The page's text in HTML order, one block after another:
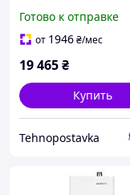
Готово к отправке
от 1946₴/мес
19 465₴
Купить
Tehnopostavka